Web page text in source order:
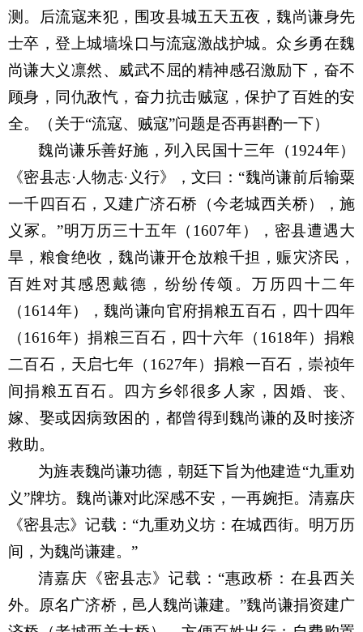
测。 后流寇来犯，围攻县城五天五夜，魏尚谦身先
士卒，登上城墙垛口与流寇激战护城。众乡勇在魏
尚谦大义凛然、威武不屈的精神感召激励下，奋不
顾身，同仇敌忾，奋力抗击贼寇，保护了百姓的安
全。
（关于“流寇、贼寇”问题是否再斟酌一下）
魏尚谦乐善好施，列入民国十三年（1924年）
《密县志·人物志·义行》，文曰： “魏尚谦前后输粟
一千四百石，又建广济石桥（今老城西关桥），施
义冢。 ”明万历三十五年（ 1607年），密县遭遇大
旱，粮食绝收，魏尚谦开仓放粮千担，赈灾济民，
百姓对其感恩戴德，纷纷传颂。万历四十二年
（1614年），魏尚谦向官府捐粮五百石，四十四年
（1616年）捐粮三百石，四十六年（1618年）捐粮
二百石，天启七年（1627年）捐粮一百石，崇祯年
间捐粮五百石。四方乡邻很多人家，因婚、丧、
嫁、娶或因病致困的，都曾得到魏尚谦的及时接济
救助。
为旌表魏尚谦功德，朝廷下旨为他建造“九重劝
义”牌坊。魏尚谦对此深感不安，一再婉拒。清嘉庆
《密县志》记载： “九重劝义坊：在城西街。明万历
间，为魏尚谦建。 ”
清嘉庆《密县志》记载： “惠政桥：在县西关
外。原名广济桥，邑人魏尚谦建。”魏尚谦捐资建广